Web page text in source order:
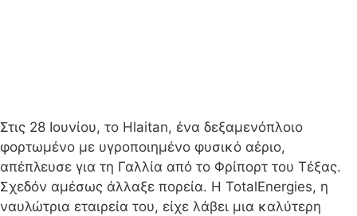
Στις 28 Ιουνίου, το Hlaitan, ένα δεξαμενόπλοιο
φορτωμένο με υγροποιημένο φυσικό αέριο,
απέπλευσε για τη Γαλλία από το Φρίπορτ του Τέξας.
Σχεδόν αμέσως άλλαξε πορεία. Η TotalEnergies, η
ναυλώτρια εταιρεία του, είχε λάβει μια καλύτερη